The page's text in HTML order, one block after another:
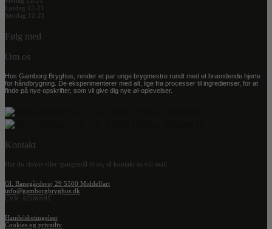
Lørdag 12-21
Søndag 12-21
Følg med
Om os
Hos Gamborg Bryghus, render et par unge brygmestre rundt med et brændende hjerte
for håndbrygning. De eksperimenterer med alt, lige fra processer til ingredienser, for at
finde på nye opskrifter, som vil give dig nye øl-oplevelser.
Kontakt
Har du ris/ros eller spørgsmål til os, så kontakt os via mail.
Gl. Banegårdsvej 29 5500 Middelfart
info@gamborgbryghus.dk
CVR: 42566691
Handelsbetingelser
Cookies og privatliv